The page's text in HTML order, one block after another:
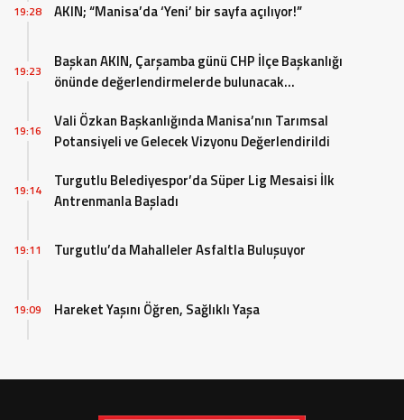
AKIN; “Manisa’da ‘Yeni’ bir sayfa açılıyor!”
19:28
Başkan AKIN, Çarşamba günü CHP İlçe Başkanlığı
önünde değerlendirmelerde bulunacak…
19:23
Vali Özkan Başkanlığında Manisa’nın Tarımsal
Potansiyeli ve Gelecek Vizyonu Değerlendirildi
19:16
Turgutlu Belediyespor’da Süper Lig Mesaisi İlk
Antrenmanla Başladı
19:14
Turgutlu’da Mahalleler Asfaltla Buluşuyor
19:11
Hareket Yaşını Öğren, Sağlıklı Yaşa
19:09